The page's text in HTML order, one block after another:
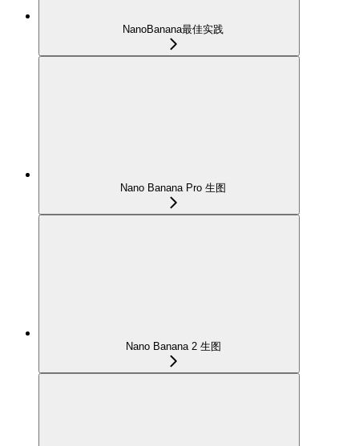
NanoBanana最佳实践
Nano Banana Pro 生图
Nano Banana 2 生图